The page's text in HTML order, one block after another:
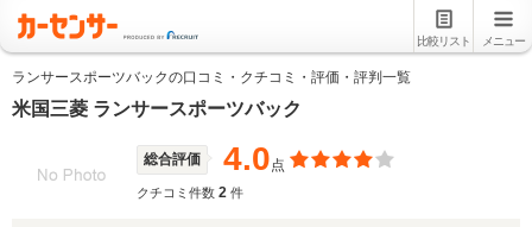
比較リスト メニュー
ランサースポーツバックの口コミ・クチコミ・評価・評判一覧
米国三菱 ランサースポーツバック
総合評価 4.0点
クチコミ件数 2 件